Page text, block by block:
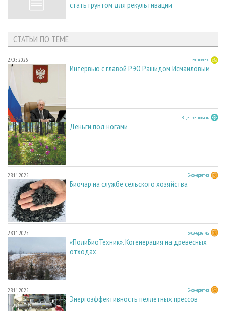
стать грунтом для рекультивации
СТАТЬИ ПО ТЕМЕ
27.05.2026 Тема номера
Интервью с главой РЭО Рашидом Исмаиловым
23.03.2026 В центре внимания
Деньги под ногами
28.11.2025 Биоэнергетика
Биочар на службе сельского хозяйства
28.11.2025 Биоэнергетика
«ПолиБиоТехник». Когенерация на древесных
отходах
28.11.2025 Биоэнергетика
Энергоэффективность пеллетных прессов